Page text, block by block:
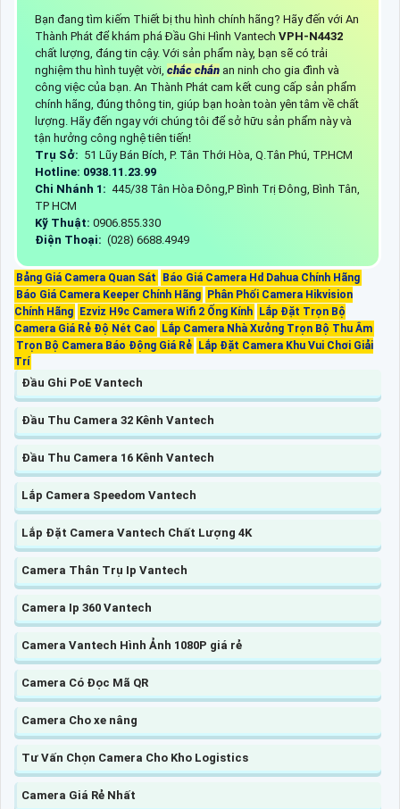
Bạn đang tìm kiếm Thiết bị thu hình chính hãng? Hãy đến với An
Thành Phát để khám phá Đầu Ghi Hình Vantech VPH-N4432
chất lượng, đáng tin cậy. Với sản phẩm này, bạn sẽ có trải
nghiệm thu hình tuyệt vời, chắc chắn an ninh cho gia đình và
công việc của bạn. An Thành Phát cam kết cung cấp sản phẩm
chính hãng, đúng thông tin, giúp bạn hoàn toàn yên tâm về chất
lượng. Hãy đến ngay với chúng tôi để sở hữu sản phẩm này và
tận hưởng công nghệ tiên tiến!
Trụ Sở: 51 Lũy Bán Bích, P. Tân Thới Hòa, Q.Tân Phú, TP.HCM
Hotline: 0938.11.23.99
Chi Nhánh 1: 445/38 Tân Hòa Đông,P Bình Trị Đông, Bình Tân,
TP HCM
Kỹ Thuật: 0906.855.330
Điện Thoại: (028) 6688.4949
Bảng Giá Camera Quan Sát
Báo Giá Camera Hd Dahua Chính Hãng
Báo Giá Camera Keeper Chính Hãng
Phân Phối Camera Hikvision
Chính Hãng
Ezviz H9c Camera Wifi 2 Ống Kính
Lắp Đặt Trọn Bộ
Camera Giá Rẻ Độ Nét Cao
Lắp Camera Nhà Xưởng Trọn Bộ Thu Âm
Trọn Bộ Camera Báo Động Giá Rẻ
Lắp Đặt Camera Khu Vui Chơi Giải
Trí
Đầu Ghi PoE Vantech
Đầu Thu Camera 32 Kênh Vantech
Đầu Thu Camera 16 Kênh Vantech
Lắp Camera Speedom Vantech
Lắp Đặt Camera Vantech Chất Lượng 4K
Camera Thân Trụ Ip Vantech
Camera Ip 360 Vantech
Camera Vantech Hình Ảnh 1080P giá rẻ
Camera Có Đọc Mã QR
Camera Cho xe nâng
Tư Vấn Chọn Camera Cho Kho Logistics
Camera Giá Rẻ Nhất